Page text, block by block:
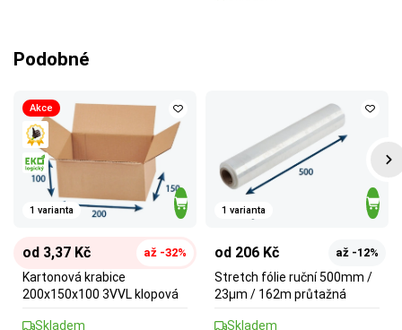
Podobné
Akce
1 varianta
od 3,37 Kč až -32%
Kartonová krabice
200x150x100 3VVL klopová
Skladem
1 varianta
od 206 Kč až -12%
Stretch fólie ruční 500mm /
23µm / 162m průtažná
Skladem